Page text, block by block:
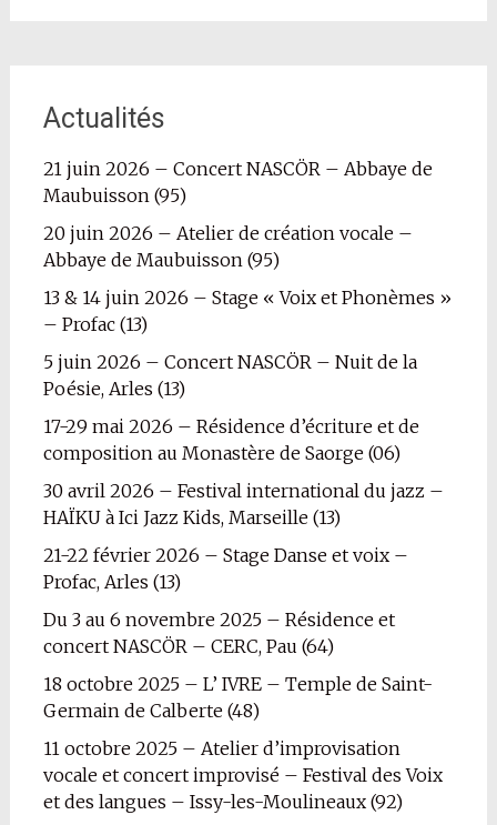
Actualités
21 juin 2026 – Concert NASCÖR – Abbaye de
Maubuisson (95)
20 juin 2026 – Atelier de création vocale –
Abbaye de Maubuisson (95)
13 & 14 juin 2026 – Stage « Voix et Phonèmes »
– Profac (13)
5 juin 2026 – Concert NASCÖR – Nuit de la
Poésie, Arles (13)
17-29 mai 2026 – Résidence d’écriture et de
composition au Monastère de Saorge (06)
30 avril 2026 – Festival international du jazz –
HAÏKU à Ici Jazz Kids, Marseille (13)
21-22 février 2026 – Stage Danse et voix –
Profac, Arles (13)
Du 3 au 6 novembre 2025 – Résidence et
concert NASCÖR – CERC, Pau (64)
18 octobre 2025 – L’ IVRE – Temple de Saint-
Germain de Calberte (48)
11 octobre 2025 – Atelier d’improvisation
vocale et concert improvisé – Festival des Voix
et des langues – Issy-les-Moulineaux (92)